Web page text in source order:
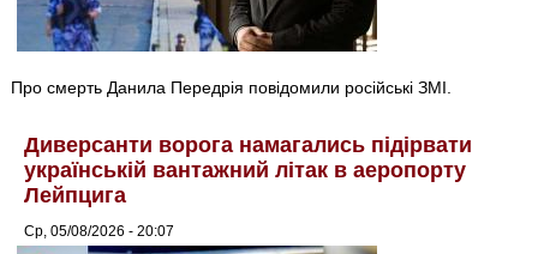
Про смерть Данила Передрія повідомили російські ЗМІ.
Диверсанти ворога намагались підірвати
українській вантажний літак в аеропорту
Лейпцига
Ср, 05/08/2026 - 20:07